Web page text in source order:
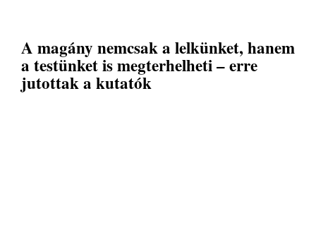
A magány nemcsak a lelkünket, hanem
a testünket is megterhelheti – erre
jutottak a kutatók